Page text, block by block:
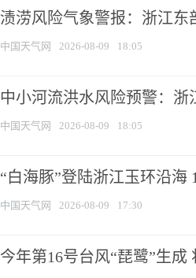
渍涝风险气象警报：浙江
中国天气网 2026-08-09 18:05
中小河流洪水风险预警：
中国天气网 2026-08-09 18:05
“白海豚”登陆浙江玉环沿海
中国天气网 2026-08-09 17:30
今年第16号台风“琵鹭”生